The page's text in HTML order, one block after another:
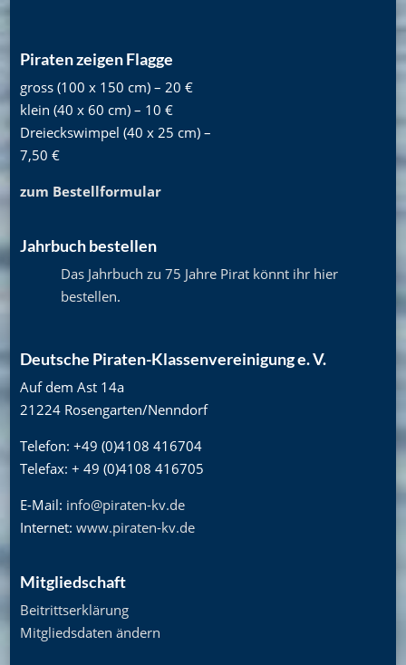
Piraten zeigen Flagge
gross (100 x 150 cm) – 20 €
klein (40 x 60 cm) – 10 €
Dreieckswimpel (40 x 25 cm) –
7,50 €
zum Bestellformular
Jahrbuch bestellen
Das Jahrbuch zu 75 Jahre Pirat könnt ihr hier
bestellen.
Deutsche Piraten-Klassenvereinigung e. V.
Auf dem Ast 14a
21224 Rosengarten/Nenndorf
Telefon: +49 (0)4108 416704
Telefax: + 49 (0)4108 416705
E-Mail: info@piraten-kv.de
Internet: www.piraten-kv.de
Mitgliedschaft
Beitrittserklärung
Mitgliedsdaten ändern